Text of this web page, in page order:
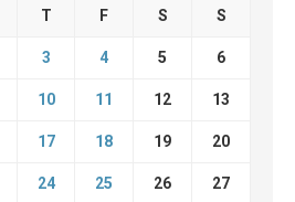
T F S S
3 4 5 6
10 11 12 13
17 18 19 20
24 25 26 27